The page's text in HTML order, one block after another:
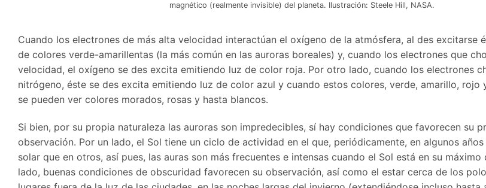
magnético (realmente invisible) del planeta. Ilustración: Steele Hill, NASA.
Cuando los electrones de más alta velocidad interactúan el oxígeno de la atmósfera, al des excitarse
de colores verde-amarillentas (la más común en las auroras boreales) y, cuando los electrones que
velocidad, el oxígeno se des excita emitiendo luz de color roja. Por otro lado, cuando los electrones
nitrógeno, éste se des excita emitiendo luz de color azul y cuando estos colores, verde, amarillo, rojo
se pueden ver colores morados, rosas y hasta blancos.
Si bien, por su propia naturaleza las auroras son impredecibles, sí hay condiciones que favorecen su
observación. Por un lado, el Sol tiene un ciclo de actividad en el que, periódicamente, en algunos
solar que en otros, así pues, las auras son más frecuentes e intensas cuando el Sol está en su
lado, buenas condiciones de obscuridad favorecen su observación, así como el estar cerca de los